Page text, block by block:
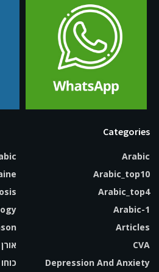
Categories
Arabic
Arabic_top10
Arabic_top4
Arabic-1
Articles
CVA
Depression And Anxiety